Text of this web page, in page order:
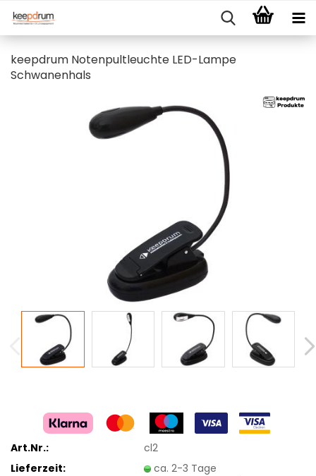
keepdrum Notenpultleuchte LED-Lampe
Schwanenhals
Art.Nr.:
cl2
Lieferzeit:
ca. 2-3 Tage